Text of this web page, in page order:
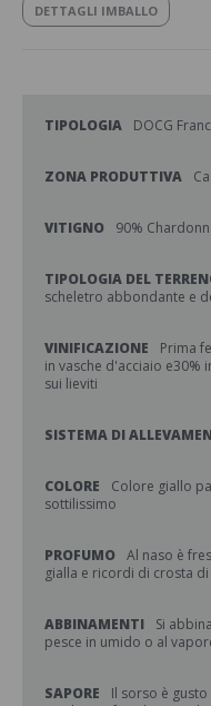
DETTAGLI IMBALLO
TIPOLOGIA DOCG
ZONA PRODUTTIVA
VITIGNO 90%
TIPOLOGIA DEL
scheletro abbondante e
VINIFICAZIONE
Prima
in vasche d'acciaio e30%
sui lieviti
SISTEMA DI
COLORE
Colore giallo
sottilissimo
PROFUMO Al naso è
gialla e ricordi di crosta
ABBINAMENTI
Si
pesce in umido o al
SAPORE
Il sorso è